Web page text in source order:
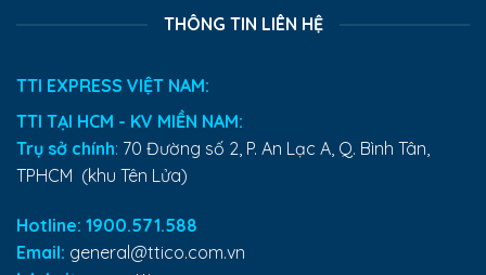
THÔNG TIN LIÊN HỆ
TTI EXPRESS VIỆT NAM:
TTI TẠI HCM - KV MIỀN NAM:
Trụ sở chính: 70 Đường số 2, P. An Lạc A, Q. Bình Tân,
TPHCM (khu Tên Lửa)
Hotline: 1900.571.588
Email: general@ttico.com.vn